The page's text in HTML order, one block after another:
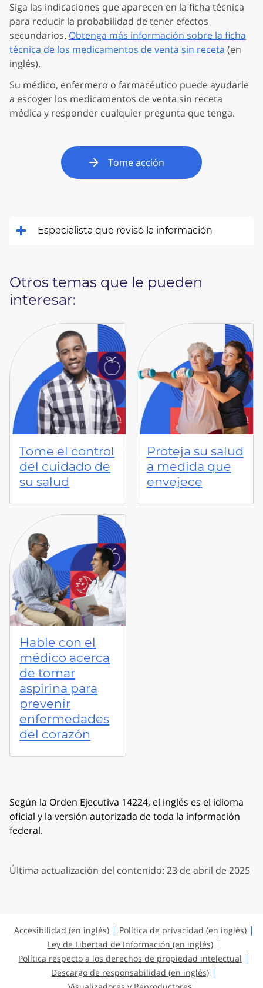
Siga las indicaciones que aparecen en la ficha técnica
para reducir la probabilidad de tener efectos
secundarios. Obtenga más información sobre la ficha
técnica de los medicamentos de venta sin receta (en
inglés).
Su médico, enfermero o farmacéutico puede ayudarle
a escoger los medicamentos de venta sin receta
médica y responder cualquier pregunta que tenga.
Tome acción
Especialista que revisó la información
Otros temas que le pueden
interesar:
Tome el control
del cuidado de
su salud
Proteja su salud
a medida que
envejece
Hable con el
médico acerca
de tomar
aspirina para
prevenir
enfermedades
del corazón
Según la Orden Ejecutiva 14224, el inglés es el idioma
oficial y la versión autorizada de toda la información
federal.
Última actualización del contenido: 23 de abril de 2025
Accesibilidad (en inglés)
Política de privacidad (en inglés)
Ley de Libertad de Información (en inglés)
Política respecto a los derechos de propiedad intelectual
Descargo de responsabilidad (en inglés)